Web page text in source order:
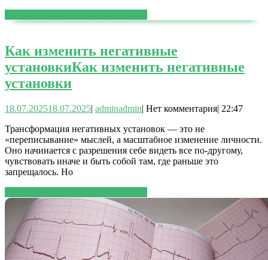
Как изменить негативные
установкиКак изменить негативные
установки
18.07.202518.07.2025| adminadmin| Нет комментария| 22:47
Трансформация негативных установок — это не
«переписывание» мыслей, а масштабное изменение личности.
Оно начинается с разрешения себе видеть все по-другому,
чувствовать иначе и быть собой там, где раньше это
запрещалось. Но